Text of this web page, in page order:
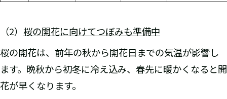
（2） 桜の開花に向けてつぼみも準備中
桜の開花は、前年の秋から開花日までの気温が影響し
ます。晩秋から初冬に冷え込み、春先に暖かくなると開
花が早くなります。